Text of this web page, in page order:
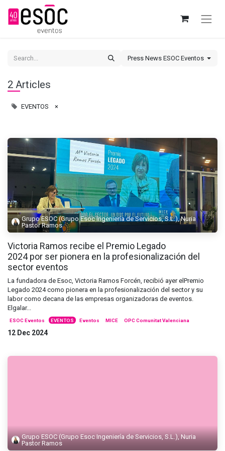
Press News ESOC Eventos
2 Articles
EVENTOS ×
Grupo ESOC (Grupo Esoc Ingeniería de Servicios, S.L.), Nuria
Pastor Ramos
Victoria Ramos recibe el Premio Legado
2024 por ser pionera en la profesionalización del
sector eventos
La fundadora de Esoc, Victoria Ramos Forcén, recibió ayer elPremio
Legado 2024 como pionera en la profesionalización del sector y su
labor como decana de las empresas organizadoras de eventos.
Elgalar...
ESOC Eventos EVENTOS Eventos MICE OPC Comunitat Valenciana
12 Dec 2024
Grupo ESOC (Grupo Esoc Ingeniería de Servicios, S.L.), Nuria
Pastor Ramos